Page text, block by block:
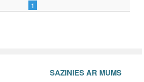
1
SAZINIES AR MUMS